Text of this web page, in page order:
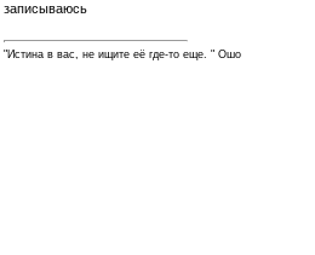
записываюсь
"Истина в вас, не ищите её где-то еще. " Ошо